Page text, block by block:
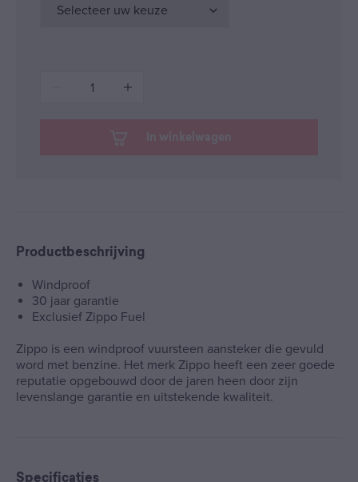
1
Productbeschrijving
Windproof
30 jaar garantie
Exclusief Zippo Fuel
Zippo is een windproof vuursteen aansteker die gevuld
word met benzine. Het merk Zippo heeft een zeer goede
reputatie opgebouwd door de jaren heen door zijn
levenslange garantie en uitstekende kwaliteit.
Specificaties